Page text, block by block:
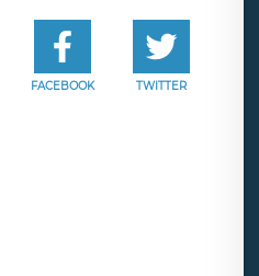
FACEBOOK TWITTER